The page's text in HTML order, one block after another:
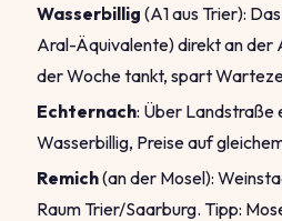
Wasserbillig (A1 aus Trier):
Aral-Äquivalente) direkt an der
der Woche tankt, spart
Echternach: Über Landstraße
Wasserbillig, Preise auf
Remich(an der Mosel):
Raum Trier/Saarburg. Tipp: